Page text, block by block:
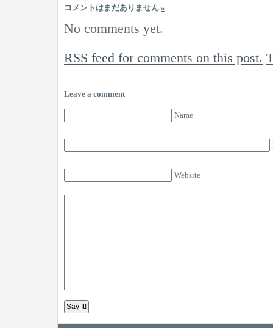
コメントはまだありません »
No comments yet.
RSS feed for comments on this post.
Leave a comment
Name
Website